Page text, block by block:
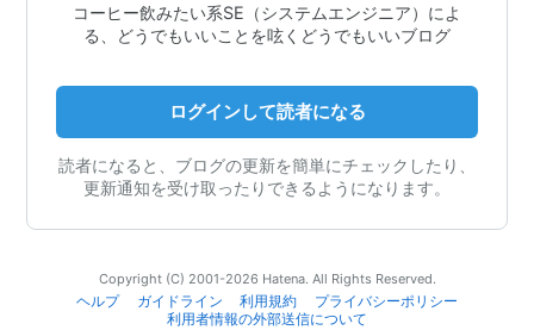
コーヒー飲みたい系SE（システムエンジニア）によ
る、どうでもいいことを呟くどうでもいいブログ
ログインして読者になる
読者になると、ブログの更新を簡単にチェックしたり、
更新通知を受け取ったりできるようになります。
Copyright (C) 2001-2026 Hatena. All Rights Reserved.
ヘルプ
ガイドライン 利用規約
プライバシーポリシー
利用者情報の外部送信について